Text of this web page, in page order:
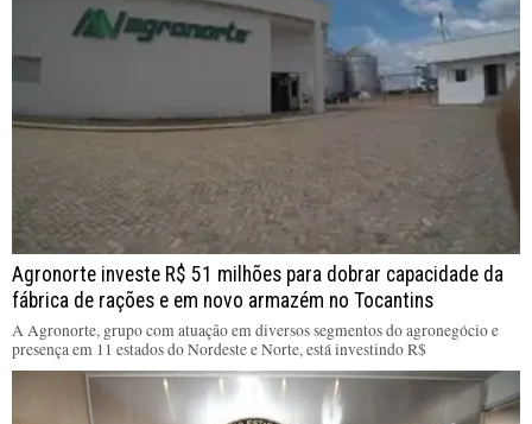
Agronorte investe R$ 51 milhões para dobrar capacidade da
fábrica de rações e em novo armazém no Tocantins
A Agronorte, grupo com atuação em diversos segmentos do agronegócio e
presença em 11 estados do Nordeste e Norte, está investindo R$